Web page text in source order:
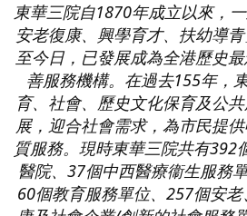
東華三院自1870年成立以來，
安老復康、興學育才、扶幼導
至今日，已發展成為全港歷史
善服務機構。在過去155年，
育、社會、歷史文化保育及公
展，迎合社會需求，為市民提
質服務。現時東華三院共有392
醫院、 37個中西醫療衞生服務
60個教育服務單位、 257個安